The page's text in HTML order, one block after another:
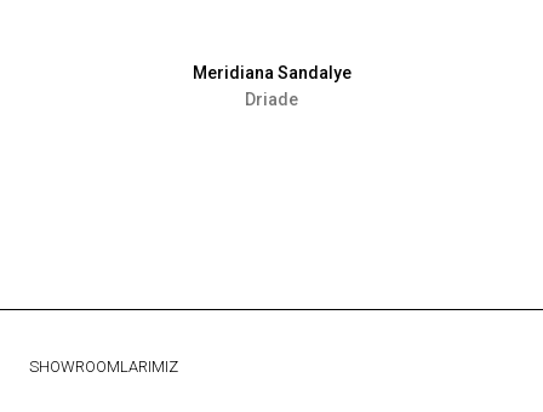
Meridiana Sandalye
Driade
SHOWROOMLARIMIZ